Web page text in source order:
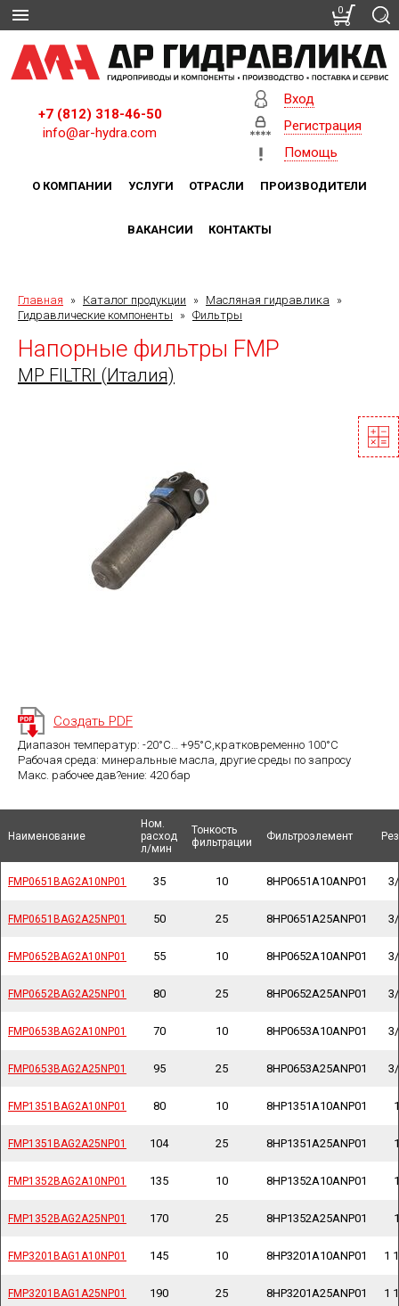
+7 (812) 318-46-50
info@ar-hydra.com
Вход
Регистрация
Помощь
О КОМПАНИИ УСЛУГИ ОТРАСЛИ ПРОИЗВОДИТЕЛИ
ВАКАНСИИ КОНТАКТЫ
Главная » Каталог продукции » Масляная гидравлика
»
Гидравлические компоненты
» Фильтры
Напорные фильтры FMP
MP FILTRI (Италия)
Создать PDF
Диапазон температур: -20°C… +95°C,кратковременно 100°C
Рабочая среда: минеральные масла, другие среды по запросу
Макс. рабочее дав?ение: 420 бар
Наименование
Ном.
расход
л/мин
Тонкость
фильтрации
Фильтроэлемент
FMP0651BAG2A10NP01 35 10 8HP0651A10ANP01
FMP0651BAG2A25NP01 50 25 8HP0651A25ANP01
FMP0652BAG2A10NP01 55 10 8HP0652A10ANP01
FMP0652BAG2A25NP01 80 25 8HP0652A25ANP01
FMP0653BAG2A10NP01 70 10 8HP0653A10ANP01
FMP0653BAG2A25NP01 95 25 8HP0653A25ANP01
FMP1351BAG2A10NP01 80 10 8HP1351A10ANP01
FMP1351BAG2A25NP01 104 25 8HP1351A25ANP01
FMP1352BAG2A10NP01 135 10 8HP1352A10ANP01
FMP1352BAG2A25NP01 170 25 8HP1352A25ANP01
FMP3201BAG1A10NP01 145 10 8HP3201A10ANP01 1
FMP3201BAG1A25NP01 190 25 8HP3201A25ANP01 1
Наименование
FMP0651BAG2A10NP01
FMP0651BAG2A25NP01
FMP0652BAG2A10NP01
FMP0652BAG2A25NP01
FMP0653BAG2A10NP01
FMP0653BAG2A25NP01
FMP1351BAG2A10NP01
FMP1351BAG2A25NP01
FMP1352BAG2A10NP01
FMP1352BAG2A25NP01
FMP3201BAG1A10NP01
FMP3201BAG1A25NP01
Наименование
Наименование
Ном.
расход
л/мин
Тонкость
фильтрации
Фильтроэлемент
0